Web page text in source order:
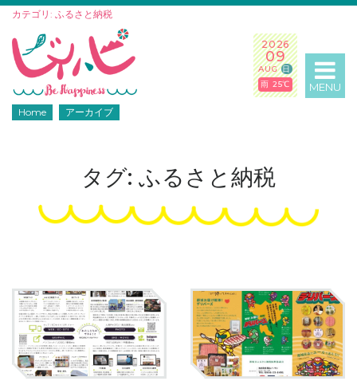
カテゴリ: ふるさと納税
2026
09
AUG日
雨 25℃
MENU
Home アーカイブ
タグ: ふるさと納税